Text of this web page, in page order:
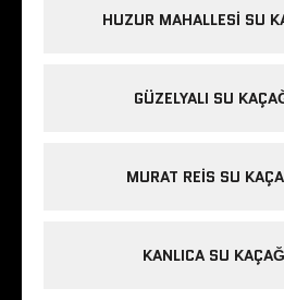
HUZUR MAHALLESI SU
GÜZELYALI SU
MURAT REIS SU
KANLICA SU